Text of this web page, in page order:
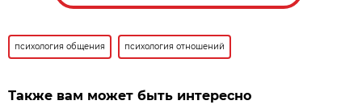
психология общения психология отношений
Также вам может быть интересно